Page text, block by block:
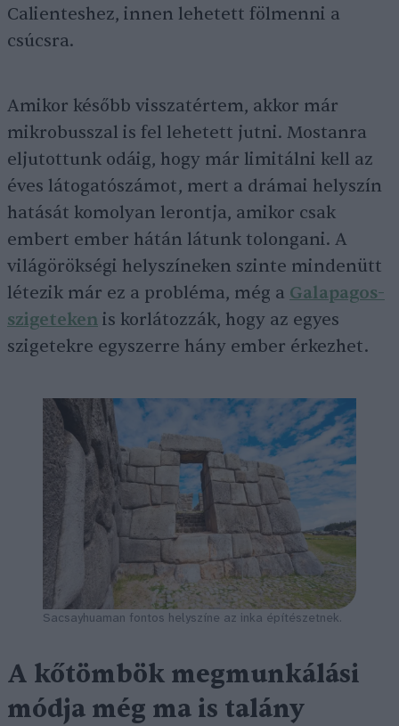
Calienteshez, innen lehetett fölmenni a
csúcsra.
Amikor később visszatértem, akkor már
mikrobusszal is fel lehetett jutni. Mostanra
eljutottunk odáig, hogy már limitálni kell az
éves látogatószámot, mert a drámai helyszín
hatását komolyan lerontja, amikor csak
embert ember hátán látunk tolongani. A
világörökségi helyszíneken szinte mindenütt
létezik már ez a probléma, még a Galapagos-
szigeteken is korlátozzák, hogy az egyes
szigetekre egyszerre hány ember érkezhet.
Sacsayhuaman fontos helyszíne az inka építészetnek.
A kőtömbök megmunkálási
módja még ma is talány